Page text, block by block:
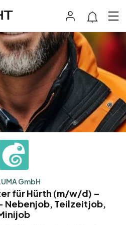
GmbH
für Hürth (m/w/d) –
Nebenjob, Teilzeitjob,